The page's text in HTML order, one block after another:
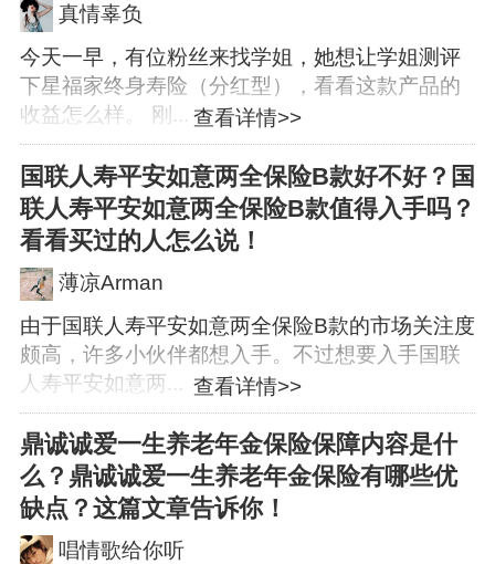
真情辜负
查看详情>>
今天一早，有位粉丝来找学姐，她想让学姐测评
下星福家终身寿险（分红型），看看这款产品的
收益怎么样。 刚...
国联人寿平安如意两全保险B款好不好？国
联人寿平安如意两全保险B款值得入手吗？
看看买过的人怎么说！
薄凉Arman
查看详情>>
由于国联人寿平安如意两全保险B款的市场关注度
颇高，许多小伙伴都想入手。不过想要入手国联
人寿平安如意两...
鼎诚诚爱一生养老年金保险保障内容是什
么？鼎诚诚爱一生养老年金保险有哪些优
缺点？这篇文章告诉你！
唱情歌给你听